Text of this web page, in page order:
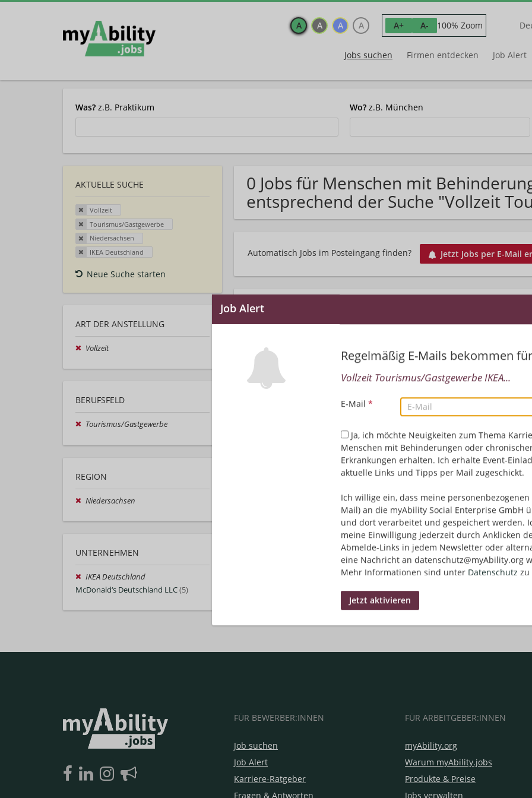
A A A A A+ A- 100% Zoom
Jobs suchen Firmen entdecken Job Alert
Was? z.B. Praktikum Wo? z.B. München
AKTUELLE SUCHE
Vollzeit
Tourismus/Gastgewerbe
Niedersachsen
IKEA Deutschland
Neue Suche starten
ART DER ANSTELLUNG
Vollzeit
BERUFSFELD
Tourismus/Gastgewerbe
REGION
Niedersachsen
UNTERNEHMEN
IKEA Deutschland
McDonald‘s Deutschland LLC(5)
0 Jobs für Menschen mit
entsprechend der Suche "Vollzeit
Automatisch Jobs im Posteingang finden? Jetzt Jobs per E-Mail
Regelmäßig E-Mails bekommen für
Vollzeit Tourismus/Gastgewerbe IKEA...
E-Mail *
Ja, ich möchte Neuigkeiten zum Thema
Menschen mit Behinderungen oder
Erkrankungen erhalten. Ich erhalte Event-
aktuelle Links und Tipps per Mail zugeschickt.
Ich willige ein, dass meine personenbezogenen
Mail) an die myAbility Social Enterprise GmbH
und dort verarbeitet und gespeichert werden.
meine Einwilligung jederzeit durch Anklicken
Abmelde-Links in jedem Newsletter oder
eine Nachricht an datenschutz@myAbility.org
Mehr Informationen sind unter Datenschutz zu
Leider keine Jobs
Neue Suche starten
FÜR BEWERBER:INNEN
Job suchen
Job Alert
Karriere-Ratgeber
Fragen & Antworten
FÜR ARBEITGEBER:INNEN
myAbility.org
Warum myAbility.jobs
Produkte & Preise
Jobs verwalten